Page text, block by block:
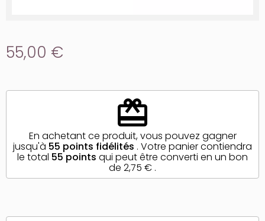
55,00 €
redeem
En achetant ce produit, vous pouvez gagner
jusqu'à 55 points fidélités . Votre panier contiendra
le total 55 points qui peut être converti en un bon
de 2,75 € .